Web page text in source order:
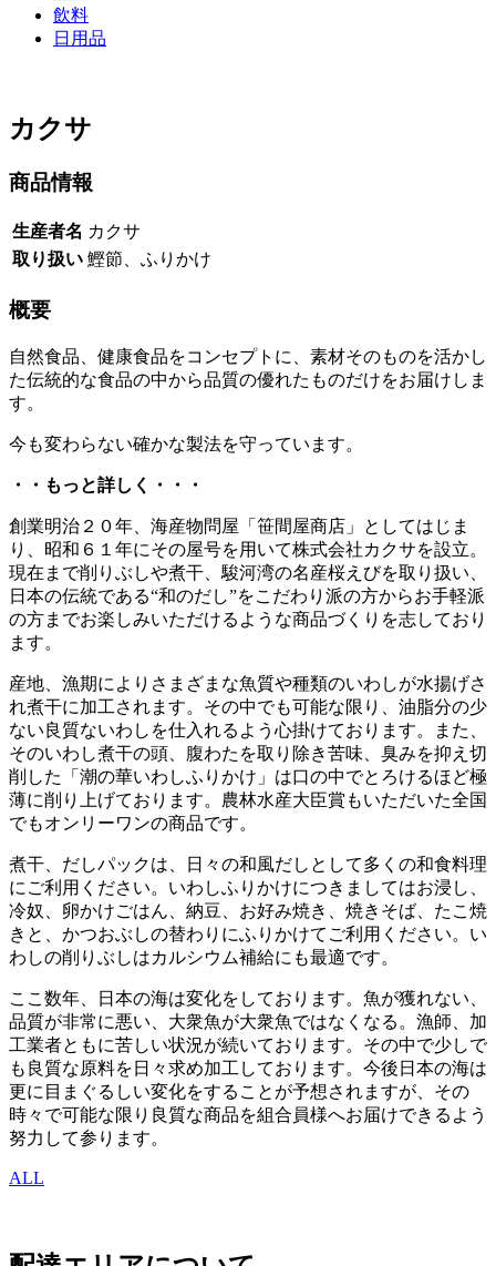
飲料
日用品
カクサ
商品情報
生産者名 カクサ
取り扱い 鰹節、ふりかけ
概要
自然食品、健康食品をコンセプトに、素材そのものを活かし
た伝統的な食品の中から品質の優れたものだけをお届けしま
す。
今も変わらない確かな製法を守っています。
・・もっと詳しく・・・
創業明治２０年、海産物問屋「笹間屋商店」としてはじま
り、昭和６１年にその屋号を用いて株式会社カクサを設立。
現在まで削りぶしや煮干、駿河湾の名産桜えびを取り扱い、
日本の伝統である“和のだし”をこだわり派の方からお手軽派
の方までお楽しみいただけるような商品づくりを志しており
ます。
産地、漁期によりさまざまな魚質や種類のいわしが水揚げさ
れ煮干に加工されます。その中でも可能な限り、油脂分の少
ない良質ないわしを仕入れるよう心掛けております。また、
そのいわし煮干の頭、腹わたを取り除き苦味、臭みを抑え切
削した「潮の華いわしふりかけ」は口の中でとろけるほど極
薄に削り上げております。農林水産大臣賞もいただいた全国
でもオンリーワンの商品です。
煮干、だしパックは、日々の和風だしとして多くの和食料理
にご利用ください。いわしふりかけにつきましてはお浸し、
冷奴、卵かけごはん、納豆、お好み焼き、焼きそば、たこ焼
きと、かつおぶしの替わりにふりかけてご利用ください。い
わしの削りぶしはカルシウム補給にも最適です。
ここ数年、日本の海は変化をしております。魚が獲れない、
品質が非常に悪い、大衆魚が大衆魚ではなくなる。漁師、加
工業者ともに苦しい状況が続いております。その中で少しで
も良質な原料を日々求め加工しております。今後日本の海は
更に目まぐるしい変化をすることが予想されますが、その
時々で可能な限り良質な商品を組合員様へお届けできるよう
努力して参ります。
ALL